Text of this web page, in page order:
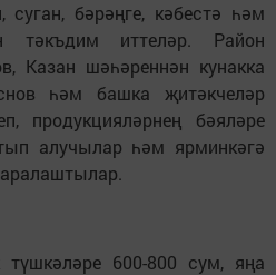
бәрәңге, кәбестә һәм
тәкъдим иттеләр. Район
Казан шәһәреннән кунакка
һәм башка җитәкчеләр
продукцияләрнең бәяләре
алучылар һәм ярминкәгә
түшкәләре 600-800 сум, яңа